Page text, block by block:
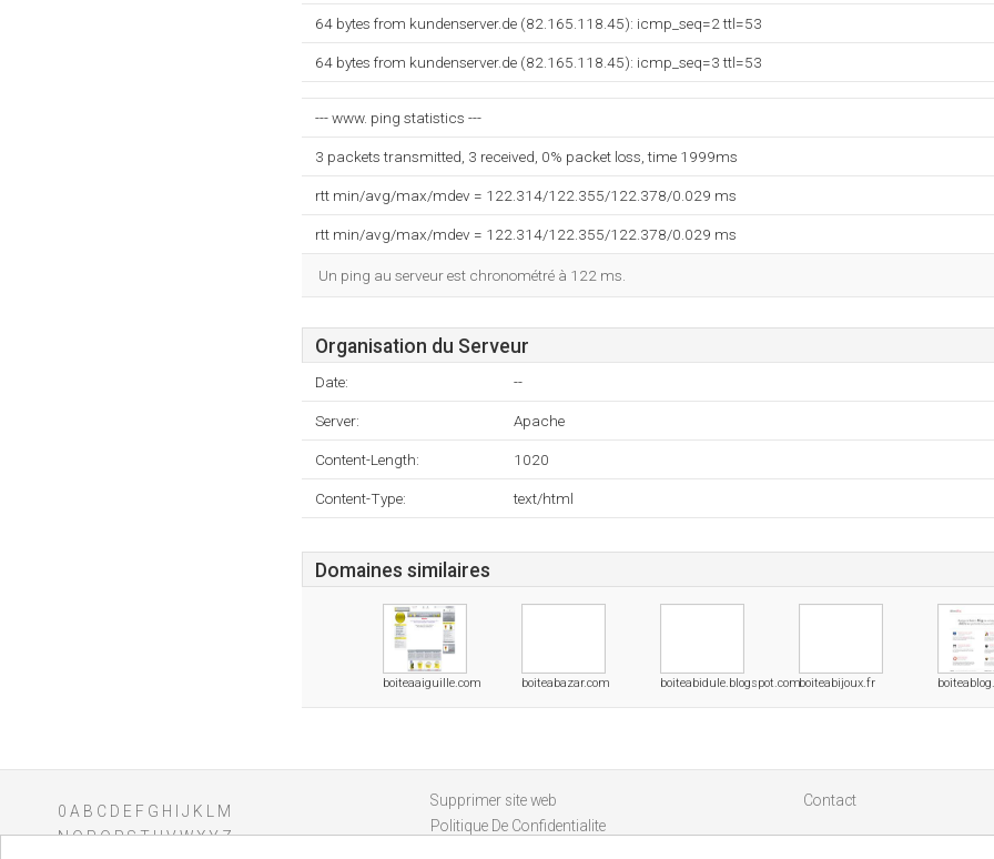
64 bytes from kundenserver.de (82.165.118.45): icmp_seq=2 ttl=53
64 bytes from kundenserver.de (82.165.118.45): icmp_seq=3 ttl=53
--- www. ping statistics ---
3 packets transmitted, 3 received, 0% packet loss, time 1999ms
rtt min/avg/max/mdev = 122.314/122.355/122.378/0.029 ms
rtt min/avg/max/mdev = 122.314/122.355/122.378/0.029 ms
Un ping au serveur est chronométré à 122 ms.
Organisation du Serveur
Date: --
Server: Apache
Content-Length: 1020
Content-Type: text/html
Domaines similaires
boiteaaiguille.com boiteabazar.com boiteabidule.blogspot.comboiteabijoux.fr
0 A B C D E F G H J K
M
NOPQRSTUVWXYZ
Supprimer site web
Politique De Confidentialite
Contact